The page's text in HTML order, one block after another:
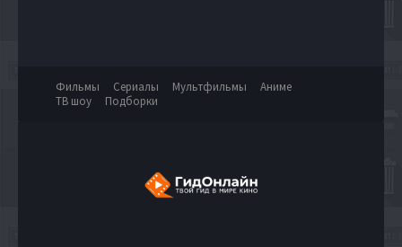
Фильмы Сериалы Мультфильмы
Аниме
ТВ шоу
Подборки